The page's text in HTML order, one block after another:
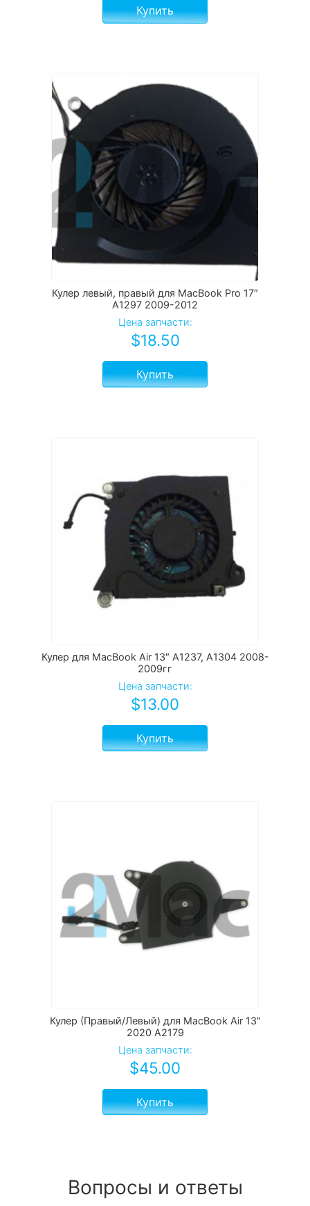
Купить
Кулер левый, правый для MacBook Pro 17″
A1297 2009-2012
Цена запчасти:
$18.50
Купить
Кулер для MacBook Air 13″ A1237, A1304 2008-
2009гг
Цена запчасти:
$13.00
Купить
Кулер (Правый/Левый) для MacBook Air 13"
2020 A2179
Цена запчасти:
$45.00
Купить
Вопросы и ответы